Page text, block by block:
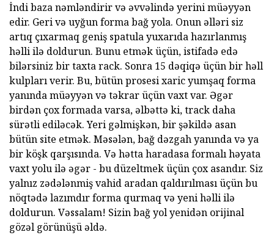
İndi baza nəmləndirir və əvvəlində yerini müəyyən
edir. Geri və uyğun forma bağ yola. Onun əlləri siz
artıq çıxarmaq geniş spatula yuxarıda hazırlanmış
həlli ilə doldurun. Bunu etmək üçün, istifadə edə
bilərsiniz bir taxta rack. Sonra 15 dəqiqə üçün bir həll
kulpları verir. Bu, bütün prosesi xaric yumşaq forma
yanında müəyyən və təkrar üçün vaxt var. Əgər
birdən çox formada varsa, əlbəttə ki, track daha
sürətli ediləcək. Yeri gəlmişkən, bir şəkildə asan
bütün site etmək. Məsələn, bağ dəzgah yanında və ya
bir köşk qarşısında. Və hətta haradasa formalı həyata
vaxt yolu ilə əgər - bu düzeltmek üçün çox asandır. Siz
yalnız zədələnmiş vahid aradan qaldırılması üçün bu
nöqtədə lazımdır forma qurmaq və yeni həlli ilə
doldurun. Vəssalam! Sizin bağ yol yenidən orijinal
gözəl görünüşü əldə.